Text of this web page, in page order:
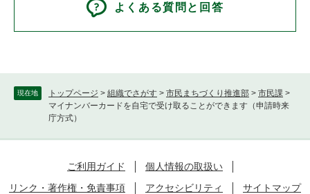
現在地 トップページ > 組織でさがす > 市民まちづくり推進部 > 市民課 >
マイナンバーカードを自宅で受け取ることができます（申請時来
庁方式）
よくある質問と回答
ご利用ガイド
個人情報の取扱い
リンク・著作権・免責事項
アクセシビリティ サイトマップ